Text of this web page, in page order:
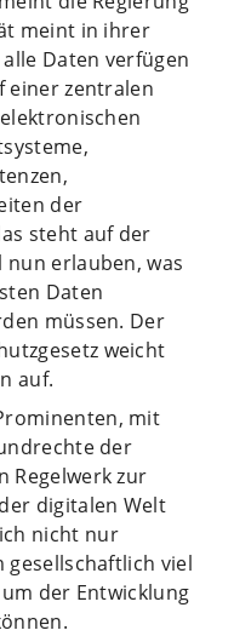
meint in ihrer
Daten verfügen
einer zentralen
der
steht auf der
nun erlauben, was
Daten
müssen. Der
weicht
auf.
mit
der
Regelwerk zur
digitalen Welt
nicht nur
viel
der Entwicklung